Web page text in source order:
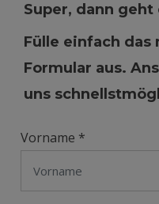
Super, dann
Fülle einfach das
Formular aus.
uns
Vorname *